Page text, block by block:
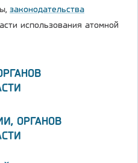
законодательства
использования атомной
ОРГАНОВ